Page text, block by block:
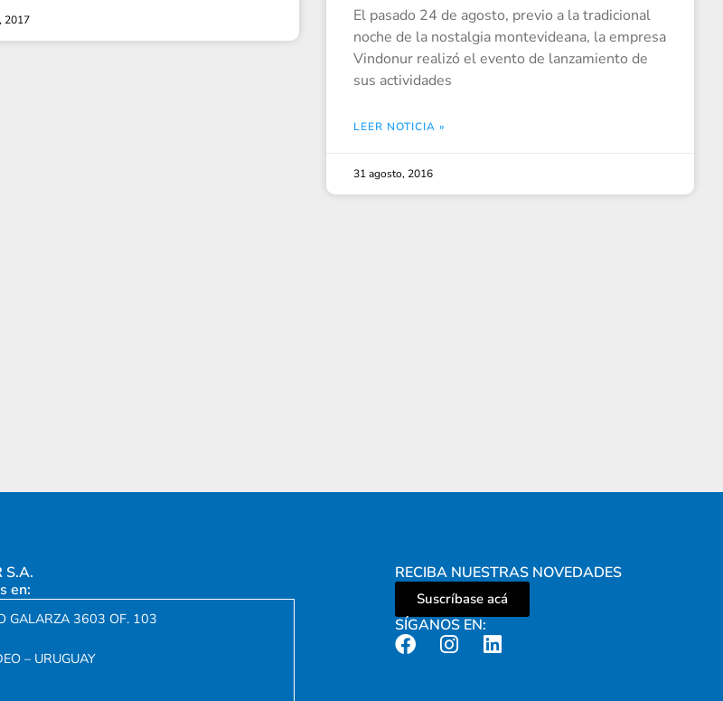
2017
El pasado 24 de agosto, previo a la tradicional
noche de la nostalgia montevideana, la empresa
Vindonur realizó el evento de lanzamiento de
sus actividades
LEER NOTICIA »
31 agosto, 2016
S.A.
en:
GALARZA 3603 OF. 103
– URUGUAY
RECIBA NUESTRAS NOVEDADES
Suscríbase acá
SÍGANOS EN: